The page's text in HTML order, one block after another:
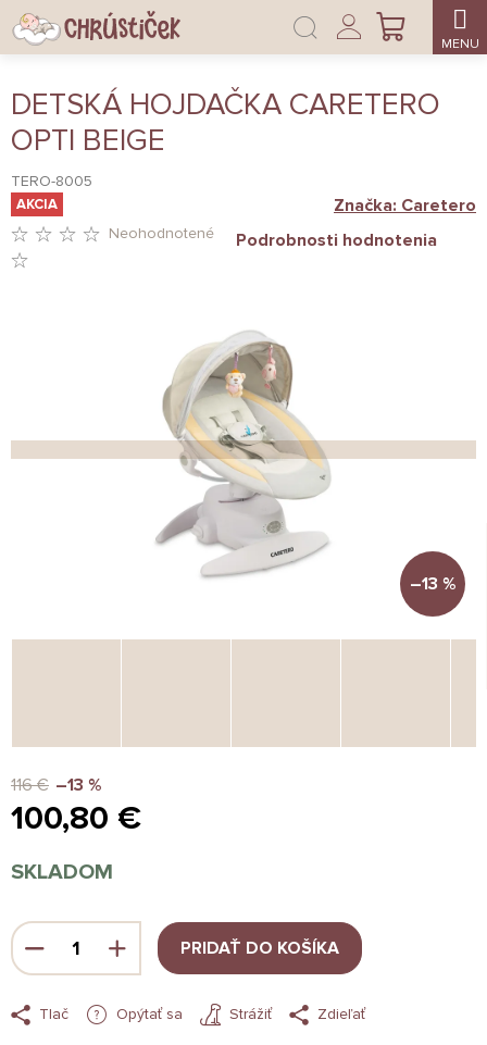
Prejsť
na
obsah
NÁKUPNÝ
Prihlásenie
DETSKÁ HOJDAČKA CARETERO
OPTI BEIGE
TERO-8005
AKCIA
HVIEZDIČIEK.
Neohodnotené Podrobnosti hodnotenia
Značka: Caretero
–13 %
116 € –13 %
100,80 €
cena:
SKLADOM
PRIDAŤ DO KOŠÍKA
Tlač Opýtať sa Strážiť Zdieľať